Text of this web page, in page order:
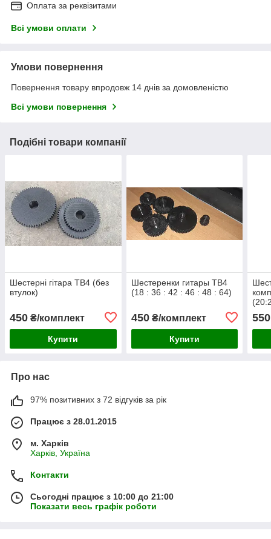
Оплата за реквізитами
Всі умови оплати
Умови повернення
Повернення товару впродовж 14 днів за домовленістю
Всі умови повернення
Подібні товари компанії
Шестерні гітара ТВ4 (без
втулок)
450 ₴/комплект
Купити
Шестеренки гитары ТВ4
(18 : 36 : 42 : 46 : 48 : 64)
450₴/комплект
Купити
550
Про нас
97% позитивних з 72 відгуків за рік
Працює з 28.01.2015
м. Харків
Харків, Україна
Контакти
Сьогодні працює з 10:00 до 21:00
Показати весь графік роботи